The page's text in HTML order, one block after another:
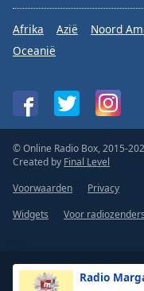
Radio
Afrika Azië Noord
Oceanië
© Online Radio Box, 2015-
Created by Final Level
Voorwaarden
Privacy
Widgets
Voor radiozenders